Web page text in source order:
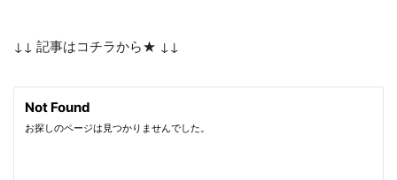
↓↓ 記事はコチラから★ ↓↓